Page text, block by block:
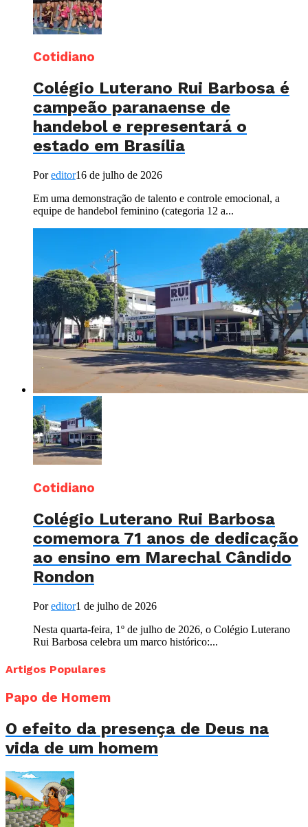
Cotidiano
Colégio Luterano Rui Barbosa é
campeão paranaense de
handebol e representará o
estado em Brasília
Poreditor16 de julho de 2026
Em uma demonstração de talento e controle emocional, a
equipe de handebol feminino (categoria 12 a...
Cotidiano
Colégio Luterano Rui Barbosa
comemora 71 anos de dedicação
ao ensino em Marechal Cândido
Rondon
Poreditor1 de julho de 2026
Nesta quarta-feira, 1º de julho de 2026, o Colégio Luterano
Rui Barbosa celebra um marco histórico:...
Artigos Populares
Papo de Homem
O efeito da presença de Deus na
vida de um homem